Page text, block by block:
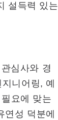
설득력 있는
심사와 경
니어링, 예
요에 맞는
성 덕분에